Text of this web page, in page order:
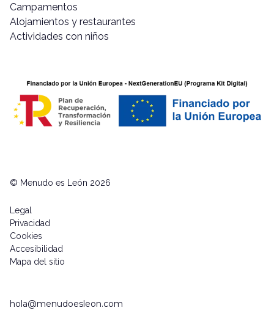
Campamentos
Alojamientos y restaurantes
Actividades con niños
© Menudo es León 2026
Legal
Privacidad
Cookies
Accesibilidad
Mapa del sitio
hola@menudoesleon.com